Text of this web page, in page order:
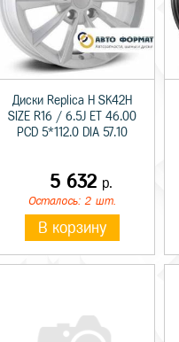
Диски Replica H SK42H
SIZE R16 / 6.5J ET 46.00
PCD 5*112.0 DIA 57.10
5 632 р.
Осталось: 2 шт.
В корзину